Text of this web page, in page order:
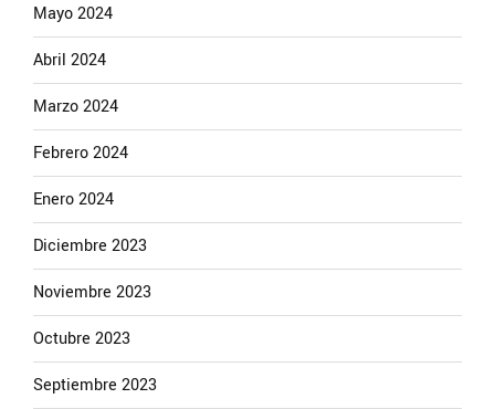
Mayo 2024
Abril 2024
Marzo 2024
Febrero 2024
Enero 2024
Diciembre 2023
Noviembre 2023
Octubre 2023
Septiembre 2023